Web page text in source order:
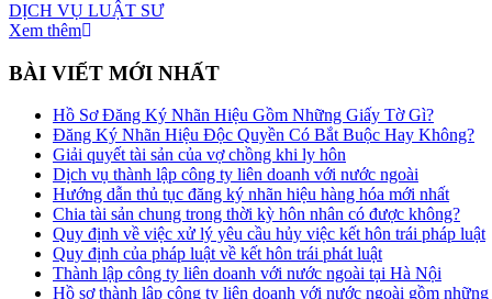
DỊCH VỤ LUẬT SƯ
Xem thêm
BÀI VIẾT MỚI NHẤT
Hồ Sơ Đăng Ký Nhãn Hiệu Gồm Những Giấy Tờ Gì?
Đăng Ký Nhãn Hiệu Độc Quyền Có Bắt Buộc Hay Không?
Giải quyết tài sản của vợ chồng khi ly hôn
Dịch vụ thành lập công ty liên doanh với nước ngoài
Hướng dẫn thủ tục đăng ký nhãn hiệu hàng hóa mới nhất
Chia tài sản chung trong thời kỳ hôn nhân có được không?
Quy định về việc xử lý yêu cầu hủy việc kết hôn trái pháp luật
Quy định của pháp luật về kết hôn trái phát luật
Thành lập công ty liên doanh với nước ngoài tại Hà Nội
Hồ sơ thành lập công ty liên doanh với nước ngoài gồm những